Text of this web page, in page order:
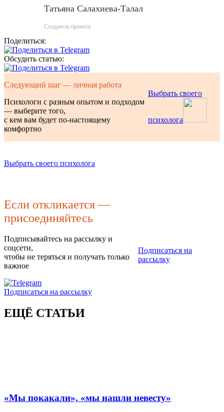
Татьяна Салахиева-Талал
Создатель проекта
Поделиться:
Обсудить статью:
Следующий шаг — личная работа
Психологи с разным опытом и подходом
— выберите того,
с кем вам будет по-настоящему
комфортно
Выбрать своего
психолога
Выбрать своего психолога
Если откликается —
присоединяйтесь
Подписывайтесь на рассылку и
соцсети,
чтобы не теряться и получать только
важное
Подписаться на рассылку
Подписаться на
рассылку
ЕЩЁ СТАТЬИ
«Мы покакали», «мы нашли невесту»